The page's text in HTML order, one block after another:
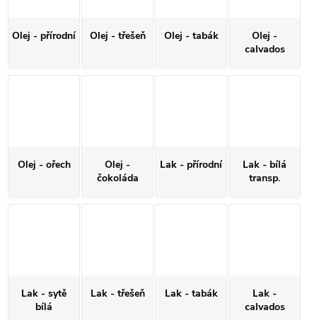
Olej - přírodní Olej - třešeň Olej - tabák
Olej -
calvados
Olej - ořech
Olej -
čokoláda
Lak - přírodní
Lak - bílá
transp.
Lak - sytě
bílá
Lak - třešeň Lak - tabák
Lak -
calvados